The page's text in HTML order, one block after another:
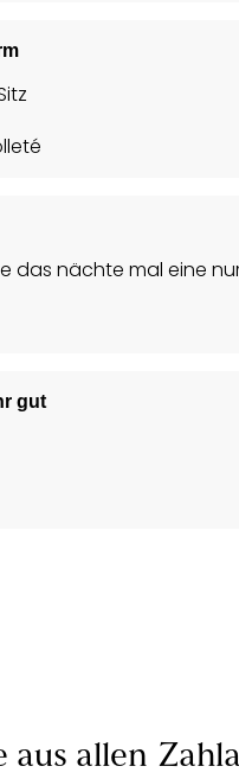
das nächte mal eine
gut
aus allen